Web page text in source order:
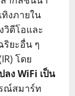
งภายใน
วิดีโอและ
ยะอื่น ๆ
โดย
ง WiFi เป็น
ณ์สมาร์ท